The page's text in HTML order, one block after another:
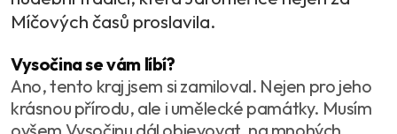
Míčových časů proslavila.
Vysočina se vám líbí?
Ano, tento kraj jsem si zamiloval. Nejen pro jeho
krásnou přírodu, ale i umělecké památky. Musím